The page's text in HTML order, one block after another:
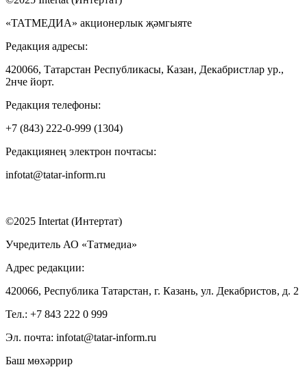
«ТАТМЕДИА» акционерлык җәмгыяте
Редакция адресы:
420066, Татарстан Республикасы, Казан, Декабристлар ур.,
2нче йорт.
Редакция телефоны:
+7 (843) 222-0-999 (1304)
Редакциянең электрон почтасы:
infotat@tatar-inform.ru
©2025 Intertat (Интертат)
Учредитель АО «Татмедиа»
Адрес редакции:
420066, Республика Татарстан, г. Казань, ул. Декабристов, д. 2
Тел.: +7 843 222 0 999
Эл. почта: infotat@tatar-inform.ru
Баш мөхәррир